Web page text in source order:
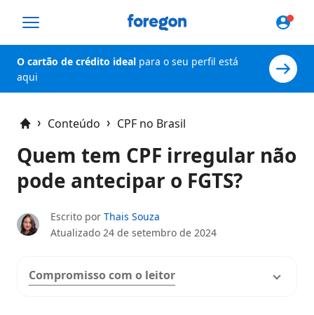
Foregon.com
O cartão de crédito ideal para o seu perfil está
aqui
HomeConteúdo CPF no Brasil
Quem tem CPF irregular não
pode antecipar o FGTS?
Escrito por Thais Souza
Atualizado 24 de setembro de 2024
Compromisso com o leitor